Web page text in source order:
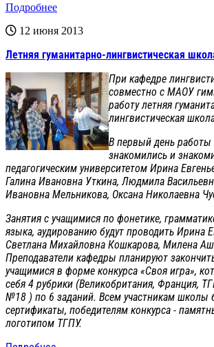
Подробнее
12 июня 2013
Летняя гуманитарно-лингвистическая
При кафедре
совместно с МАОУ
работу летняя
лингвистическая
В первый день работы
знакомились и
педагогическим университетом Ирина
Галина Ивановна Уткина, Людмила
Ивановна Мельникова, Оксана Николаевна
Занятия с учащимися по фонетике,
языка, аудированию будут проводить Ирина
Светлана Михайловна Кошкарова, Милена
Преподаватели кафедры планируют
учащимися в форме конкурса «Своя игра»,
себя 4 рубрики (Великобритания, Франция,
№18 ) по 6 заданий. Всем участникам школы
сертификаты, победителям конкурса -
логотипом ТГПУ.